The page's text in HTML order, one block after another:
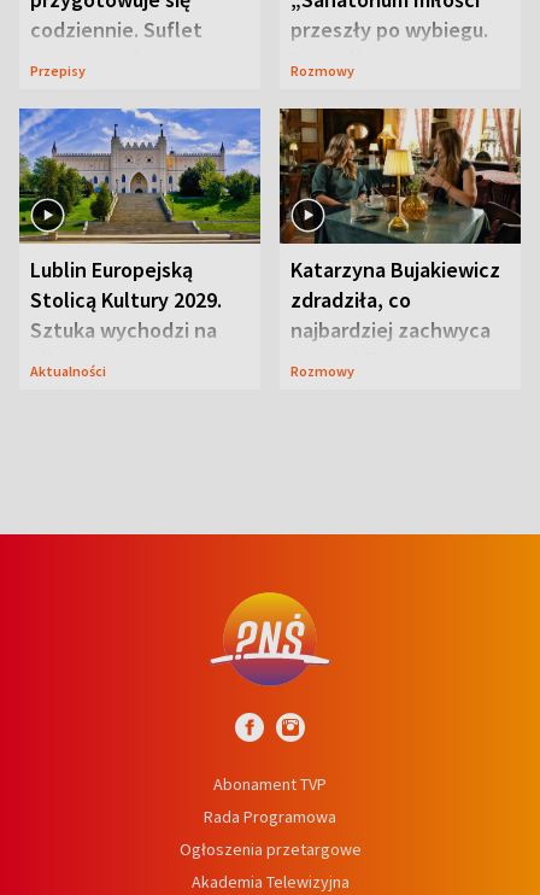
codziennie. Suflet
serowy zachwyca
Przepisy
przeszły po wybiegu.
Te stylizacje
Rozmowy
Lublin Europejską
Stolicą Kultury 2029.
Sztuka wychodzi na
ulice
Aktualności
Katarzyna Bujakiewicz
zdradziła, co
najbardziej zachwyca
ją w Lublinie
Rozmowy
Abonament TVP
Rada Programowa
Ogłoszenia przetargowe
Akademia Telewizyjna